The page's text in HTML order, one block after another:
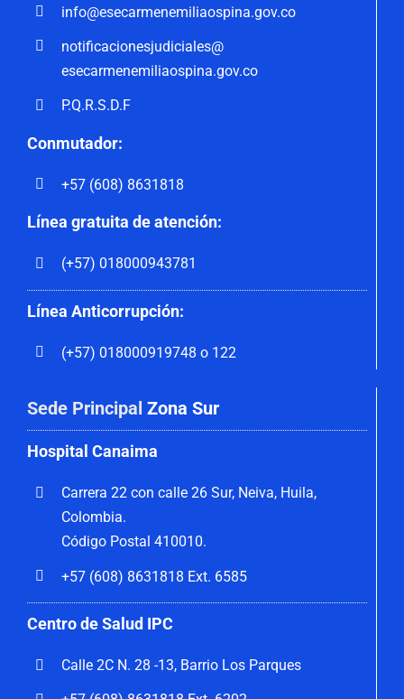
info@esecarmenemiliaospina.gov.co
notificacionesjudiciales@
esecarmenemiliaospina.gov.co
P.Q.R.S.D.F
Conmutador:
+57 (608) 8631818
Línea gratuita de atención:
(+57) 018000943781
Línea Anticorrupción:
(+57) 018000919748 o 122
Sede Principal Zona Sur
Hospital Canaima
Carrera 22 con calle 26 Sur, Neiva, Huila,
Colombia.
Código Postal 410010.
+57 (608) 8631818 Ext. 6585
Centro de Salud IPC
Calle 2C N. 28 -13, Barrio Los Parques